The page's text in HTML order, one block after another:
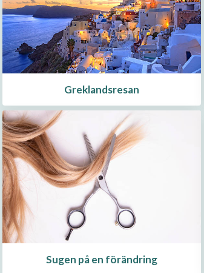
Greklandsresan
Sugen på en förändring